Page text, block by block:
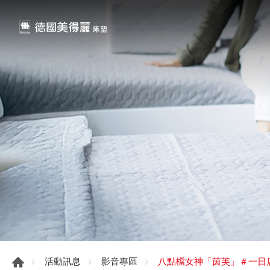
活動訊息 影音專區 八點檔女神「茵芙」＃一